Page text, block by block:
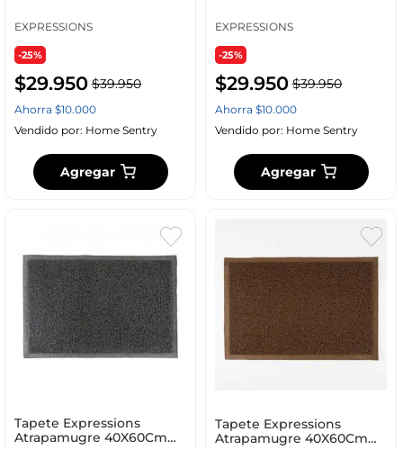
EXPRESSIONS
-25%
$29.950 $39.950
Ahorra $10.000
Vendido por: Home Sentry
Agregar
EXPRESSIONS
-25%
$29.950 $39.950
Ahorra $10.000
Vendido por: Home Sentry
Agregar
Tapete Expressions
Atrapamugre 40X60Cm
Tapete Expressions
Atrapamugre 40X60Cm